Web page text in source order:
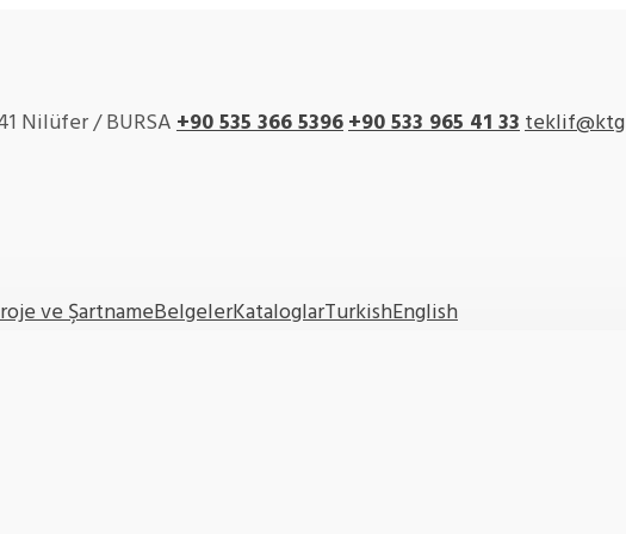
Nilüfer / BURSA+90 535 366 5396+90533 965 41 33
ve ŞartnameBelgelerKataloglarTurkishEnglish